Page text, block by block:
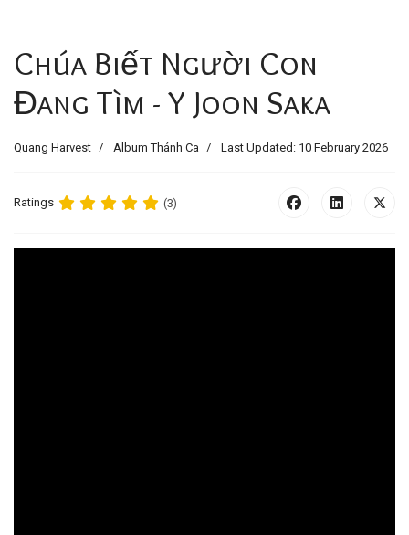
Chúa Biết Người Con
Đang Tìm - Y Joon Saka
Quang Harvest Album Thánh Ca Last Updated: 10 February 2026
Ratings (3)